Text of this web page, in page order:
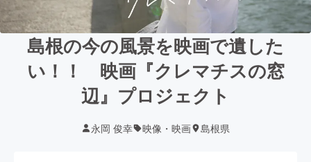
島根の今の風景を映画で遺した
い！！ 映画『クレマチスの窓
辺』プロジェクト
永岡 俊幸 映像・映画 島根県